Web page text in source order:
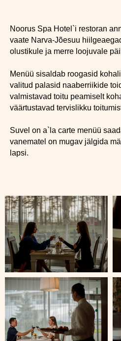
Noorus Spa Hotel`i restoran
vaate Narva-Jõesuu
olustikule ja merre loojuvale
Menüü sisaldab roogasid
valitud palasid naaberriikide
valmistavad toitu peamiselt
väärtustavad tervislikku
Suvel on a`la carte menüü
vanematel on mugav jälgida
lapsi.